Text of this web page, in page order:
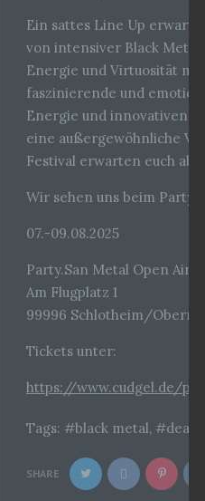
Ein sattes Line Up erwartet
von intensiver Black
Energie und Virtuosität
faszinierende und
Energie und innovativen
eine außergewöhnliche
Festival erwarten euch
Wir sehen uns beim Party
07.-09.08.2025
Party.San Metal Open Air
Am Flugplatz 1
99996 Schlotheim/
Tickets unter:
https://www.cudgel.de/
Tags: black metal, death
SHARE